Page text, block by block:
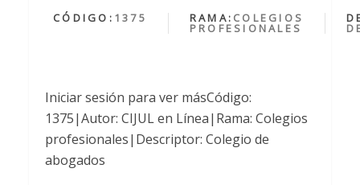
CÓDIGO: 1375 RAMA: COLEGIOS
PROFESIONALES
Iniciar sesión para ver másCódigo:
1375|Autor: CIJUL en Línea|Rama: Colegios
profesionales|Descriptor: Colegio de
abogados